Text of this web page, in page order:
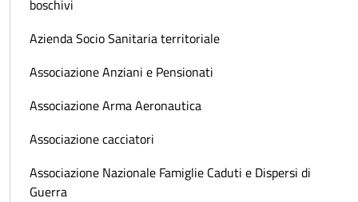
boschivi
Azienda Socio Sanitaria territoriale
Associazione Anziani e Pensionati
Associazione Arma Aeronautica
Associazione cacciatori
Associazione Nazionale Famiglie Caduti e Dispersi di
Guerra